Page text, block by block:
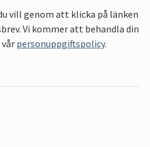
vill genom att klicka på länken
Vi kommer att behandla din
personuppgiftspolicy.